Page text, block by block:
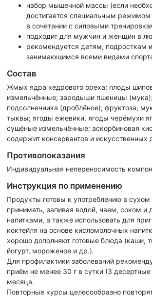
набор мышечной массы (если
достигается специальным
в сочетании с силовыми
подходит для мужчин и женщин в
рекомендуется детям, подросткам
занимающимся всеми видами
Состав
Жмых ядра кедрового ореха; плоды
измельчённые; зародыши пшеницы
подсолнечника (дроблёное); фруктоза;
тыквы; ягоды ежевики, ягоды черёмухи
сушёные измельчённые; аскорбиновая
содержит консервантов и искусственных
Противопоказания
Индивидуальная непереносимость
Инструкция по применению
Продукты готовы к употреблению в
принимать, запивая водой, чаем, соком и
напитками, а также использовать для
коктейля на основе кисломолочных
хорошо дополняют готовые блюда (каши,
йогурт, мороженое и др.).
Для профилактики заболеваний
приём не менее 30 г в сутки (3
месяца.
Повторные курсы целесообразно